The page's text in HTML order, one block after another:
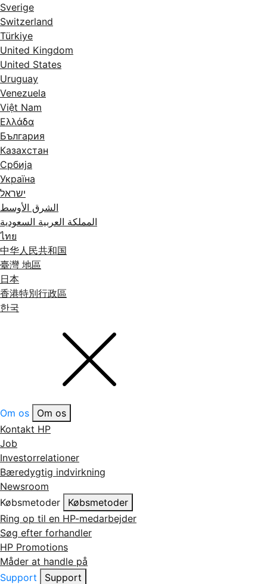
Sverige
Switzerland
Türkiye
United Kingdom
United States
Uruguay
Venezuela
Việt Nam
Ελλάδα
България
Казахстан
Србија
Україна
ישראל
الشرق الأوسط
المملكة العربية السعودية
ไทย
中华人民共和国
臺灣 地區
日本
香港特別行政區
한국
Om os
Om os
Kontakt HP
Job
Investorrelationer
Bæredygtig indvirkning
Newsroom
Købsmetoder
Købsmetoder
Ring op til en HP-medarbejder
Søg efter forhandler
HP Promotions
Måder at handle på
Support
Support